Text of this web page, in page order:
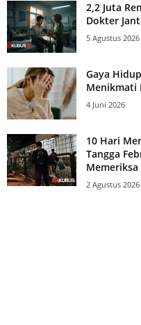
2,2 Juta
Dokter
5 Agustus 2026
Gaya
Menikmati
4 Juni 2026
10 Hari
Tangga
Memeriksa
2 Agustus 2026